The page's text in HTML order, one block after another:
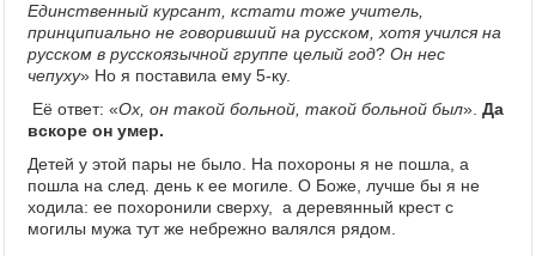
Единственный курсант, кстати тоже учитель,
принципиально не говоривший на русском, хотя учился на
русском в русскоязычной группе целый год? Он нес
чепуху» Но я поставила ему 5-ку.
Её ответ: «Ох, он такой больной, такой больной был». Да
вскоре он умер.
Детей у этой пары не было. На похороны я не пошла, а
пошла на след. день к ее могиле. О Боже, лучше бы я не
ходила: ее похоронили сверху, а деревянный крест с
могилы мужа тут же небрежно валялся рядом.